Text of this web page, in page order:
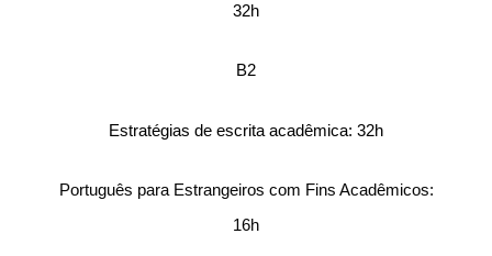
32h
B2
Estratégias de escrita acadêmica: 32h
Português para Estrangeiros com Fins Acadêmicos:
16h